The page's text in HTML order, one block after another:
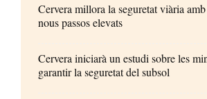
Cervera millora la seguretat viària
nous passos elevats
Cervera iniciarà un estudi sobre les
garantir la seguretat del subsol